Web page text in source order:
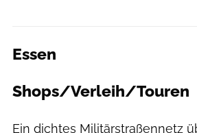
Essen
Shops/Verleih/Touren
Ein dichtes Militärstraßennetz